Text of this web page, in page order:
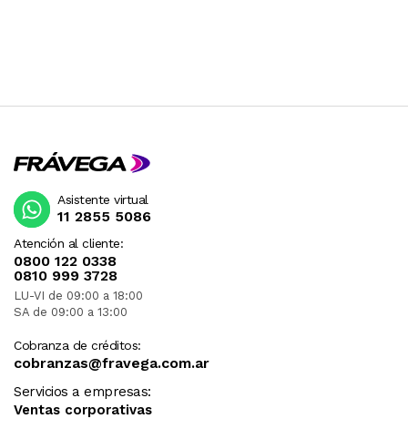
Atención al cliente:
0800 122 0338
0810 999 3728
LU-VI de 09:00 a 18:00
SA de 09:00 a 13:00
Cobranza de créditos:
cobranzas@fravega.com.ar
Servicios a empresas:
Ventas corporativas
Asistente virtual
11 2855 5086